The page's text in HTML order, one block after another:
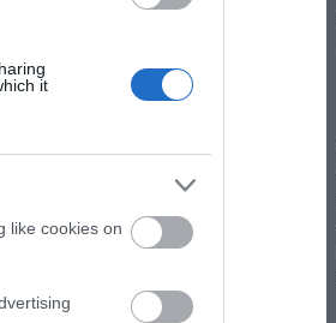
it
like cookies on
05/08/2026